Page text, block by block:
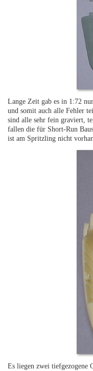
Lange Zeit gab es in 1:72
und somit auch alle Fehler
sind alle sehr fein graviert,
fallen die für Short-Run
ist am Spritzling nicht
Es liegen zwei tiefgezogene